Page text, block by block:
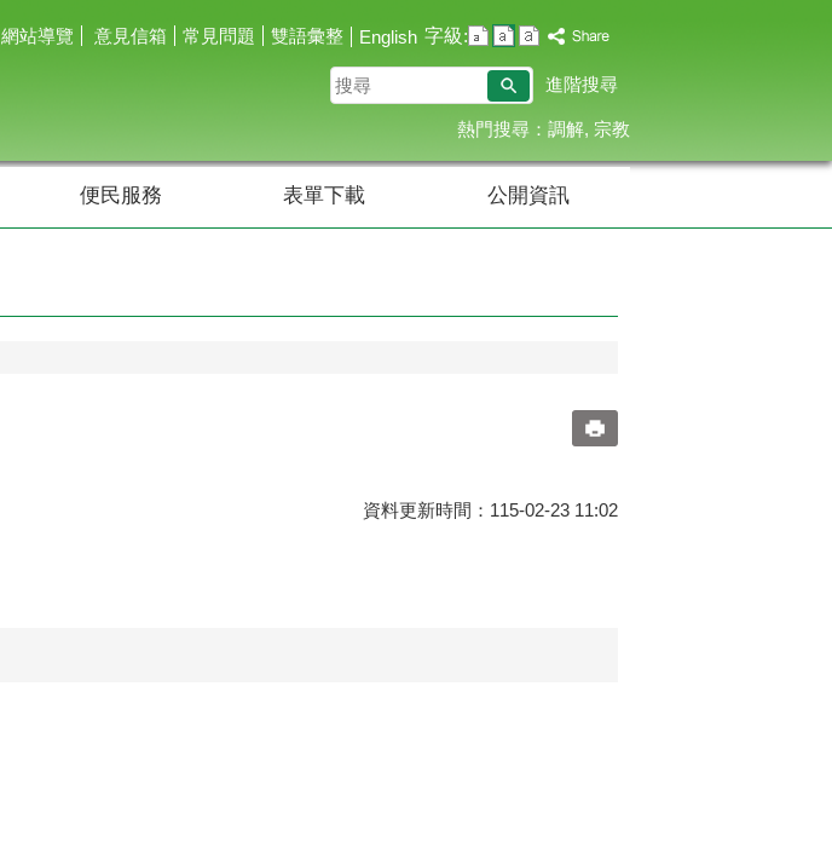
網站導覽 意見信箱 常見問題 雙語彙整 English 字級:
搜
尋
進階搜尋
熱門搜尋： 調解 宗教
便民服務 表單下載 公開資訊
資料更新時間：115-02-23 11:02